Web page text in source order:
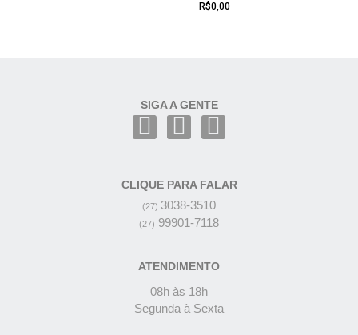
R$0,00
SIGA A GENTE
CLIQUE PARA FALAR
(27) 3038-3510
(27) 99901-7118
ATENDIMENTO
08h às 18h
Segunda à Sexta